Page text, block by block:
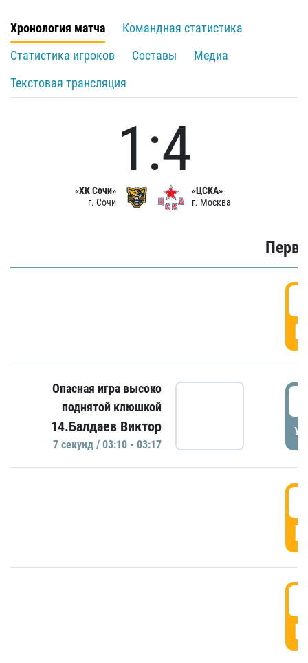
Хронология матча
Командная статистика
Статистика игроков
Составы
Медиа
Текстовая трансляция
«ХК Сочи»
г. Сочи
1:4
«ЦСКА»
г. Москва
Опасная игра высоко
поднятой клюшкой
14.Балдаев Виктор
7 секунд / 03:10 - 03:17